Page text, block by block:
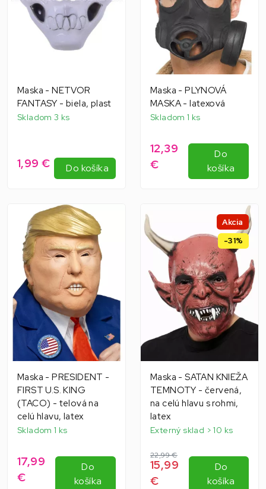
Maska - NETVOR
FANTASY - biela, plast
Skladom 3 ks
1,99 € Do košíka
Maska - PLYNOVÁ
MASKA - latexová
Skladom 1 ks
12,39
€
Do
košíka
Maska - PRESIDENT -
FIRST U.S. KING
(TACO) - telová na
celú hlavu, latex
Skladom 1 ks
17,99
€
Do
košíka
Akcia
-31%
Maska - SATAN KNIEŽA
TEMNOTY - červená,
na celú hlavu s rohmi,
latex
Externý sklad > 10 ks
22,99 €
15,99
€
Do
košíka